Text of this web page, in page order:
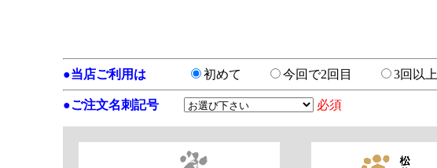
●当店ご利用は 初めて 今回で2回目 3回以上
●ご注文名刺記号 必須